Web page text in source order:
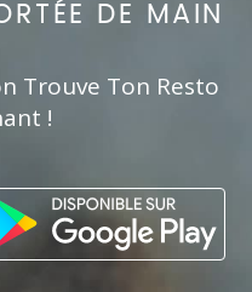
DE MAIN
Trouve Ton Resto
!